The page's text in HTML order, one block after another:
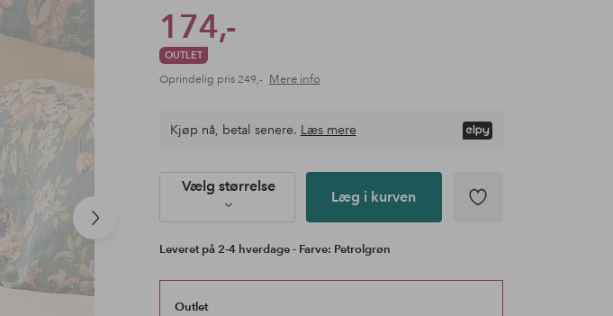
Næste
produkt
174,-
OUTLET
Oprindelig pris 249,- Mere info
Kjøp nå, betal senere. Læs mere
Vælg størrelse
Læg i kurven
Leveret på 2-4 hverdage - Farve: Petrolgrøn
Outlet